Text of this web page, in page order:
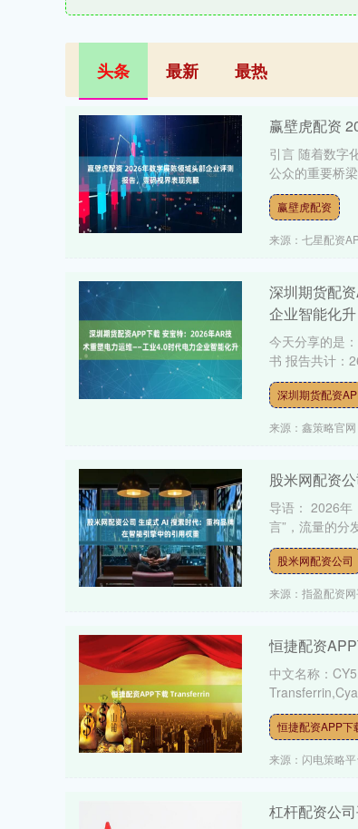
头条 最新 最热
赢壁虎配资
引言 随着数字
公众的重要桥
赢壁虎配资
来源：七星配资
深圳期货配
企业智能化升
今天分享的是
书 报告共计：
深圳期货配资
来源：鑫策略官网
股米网配资
导语： 2026年
言”，流量的分
股米网配资公司
来源：指盈配资
恒捷配资
中文名称：
恒捷配资APP下
来源：闪电策略平
杠杆配资公